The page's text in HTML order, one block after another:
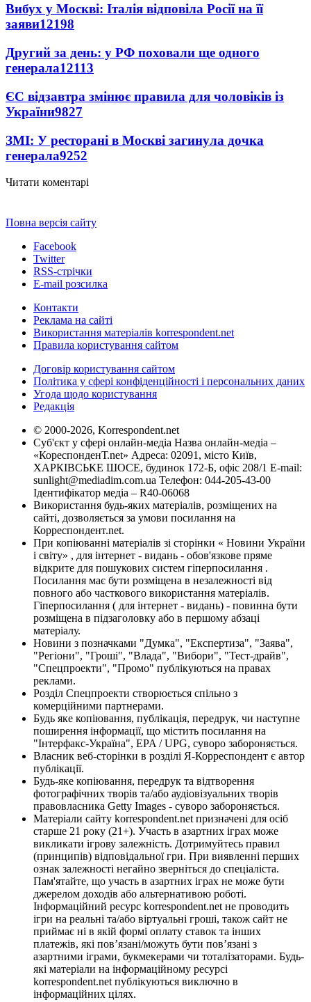
Вибух у Москві: Італія відповіла Росії на її
заяви12198
Другий за день: у РФ поховали ще одного
генерала12113
ЄС відзавтра змінює правила для чоловіків із
України9827
ЗМІ: У ресторані в Москві загинула дочка
генерала9252
Читати коментарі
Повна версія сайту
Facebook
Twitter
RSS-стрічки
E-mail розсилка
Контакти
Реклама на сайті
Використання матеріалів korrespondent.net
Правила користування сайтом
Договір користування сайтом
Політика у сфері конфіденційності і персональних даних
Угода щодо користування
Редакція
© 2000-2026, Korrespondent.net
Суб'єкт у сфері онлайн-медіа Назва онлайн-медіа –
«КореспонденТ.net» Адреса: 02091, місто Київ,
ХАРКІВСЬКЕ ШОСЕ, будинок 172-Б, офіс 208/1 E-mail:
sunlight@mediadim.com.ua Телефон: 044-205-43-00
Ідентифікатор медіа – R40-06068
Використання будь-яких матеріалів, розміщених на
сайті, дозволяється за умови посилання на
Корреспондент.net.
При копіюванні матеріалів зі сторінки « Новини України
і світу» , для інтернет - видань - обов'язкове пряме
відкрите для пошукових систем гіперпосилання .
Посилання має бути розміщена в незалежності від
повного або часткового використання матеріалів.
Гіперпосилання ( для інтернет - видань) - повинна бути
розміщена в підзаголовку або в першому абзаці
матеріалу.
Новини з позначками "Думка", "Експертиза", "Заява",
"Регіони", "Гроші", "Влада", "Вибори", "Тест-драйв",
"Спецпроекти", "Промо" публікуються на правах
реклами.
Розділ Спецпроекти створюється спільно з
комерційними партнерами.
Будь яке копіювання, публікація, передрук, чи наступне
поширення інформації, що містить посилання на
"Інтерфакс-Україна", EPA / UPG, суворо забороняється.
Власник веб-сторінки в розділі Я-Корреспондент є автор
публікації.
Будь-яке копіювання, передрук та відтворення
фотографічних творів та/або аудіовізуальних творів
правовласника Getty Images - суворо забороняється.
Матеріали сайту korrespondent.net призначені для осіб
старше 21 року (21+). Участь в азартних іграх може
викликати ігрову залежність. Дотримуйтесь правил
(принципів) відповідальної гри. При виявленні перших
ознак залежності негайно зверніться до спеціаліста.
Пам'ятайте, що участь в азартних іграх не може бути
джерелом доходів або альтернативою роботі.
Інформаційний ресурс korrespondent.net не проводить
ігри на реальні та/або віртуальні гроші, також сайт не
приймає ні в якій формі оплату ставок та інших
платежів, які пов’язані/можуть бути пов’язані з
азартними іграми, букмекерами чи тоталізаторами. Будь-
які матеріали на інформаційному ресурсі
korrespondent.net публікуються виключно в
інформаційних цілях.